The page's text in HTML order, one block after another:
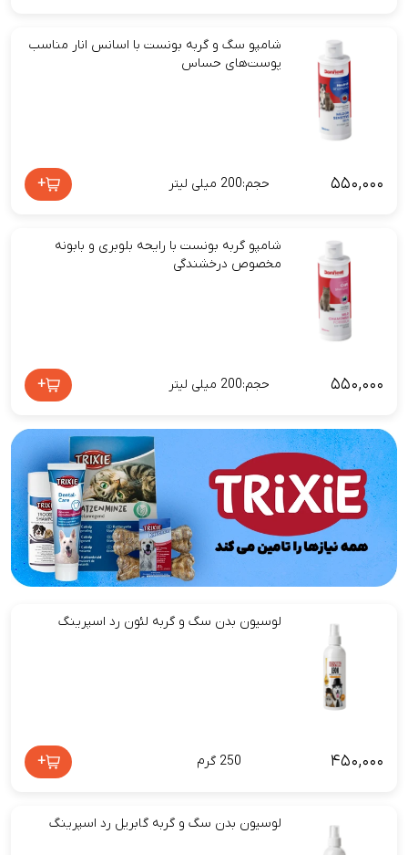
شامپو سگ و گربه بونست با اسانس انار مناسب
پوست‌های حساس
۵۵۰,۰۰۰ حجم:200 میلی لیتر +
شامپو گربه بونست با رایحه بلوبری و بابونه
مخصوص درخشندگی
۵۵۰,۰۰۰ حجم:200 میلی لیتر +
لوسیون بدن سگ و گربه لئون رد اسپرینگ
۴۵۰,۰۰۰ 250 گرم +
لوسیون بدن سگ و گربه گابریل رد اسپرینگ